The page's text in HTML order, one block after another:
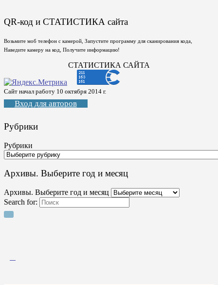
QR-код и СТАТИСТИКА сайта
Возьмите моб телефон с камерой, Запустите программу для сканирования кода,
Наведите камеру на код, Получите информацию!
СТАТИСТИКА САЙТА
Сайт начал работу 10 октября 2014 г.
Вход для авторов
Рубрики
Рубрики
Архивы. Выберите год и месяц
Архивы. Выберите год и месяц
Search for: